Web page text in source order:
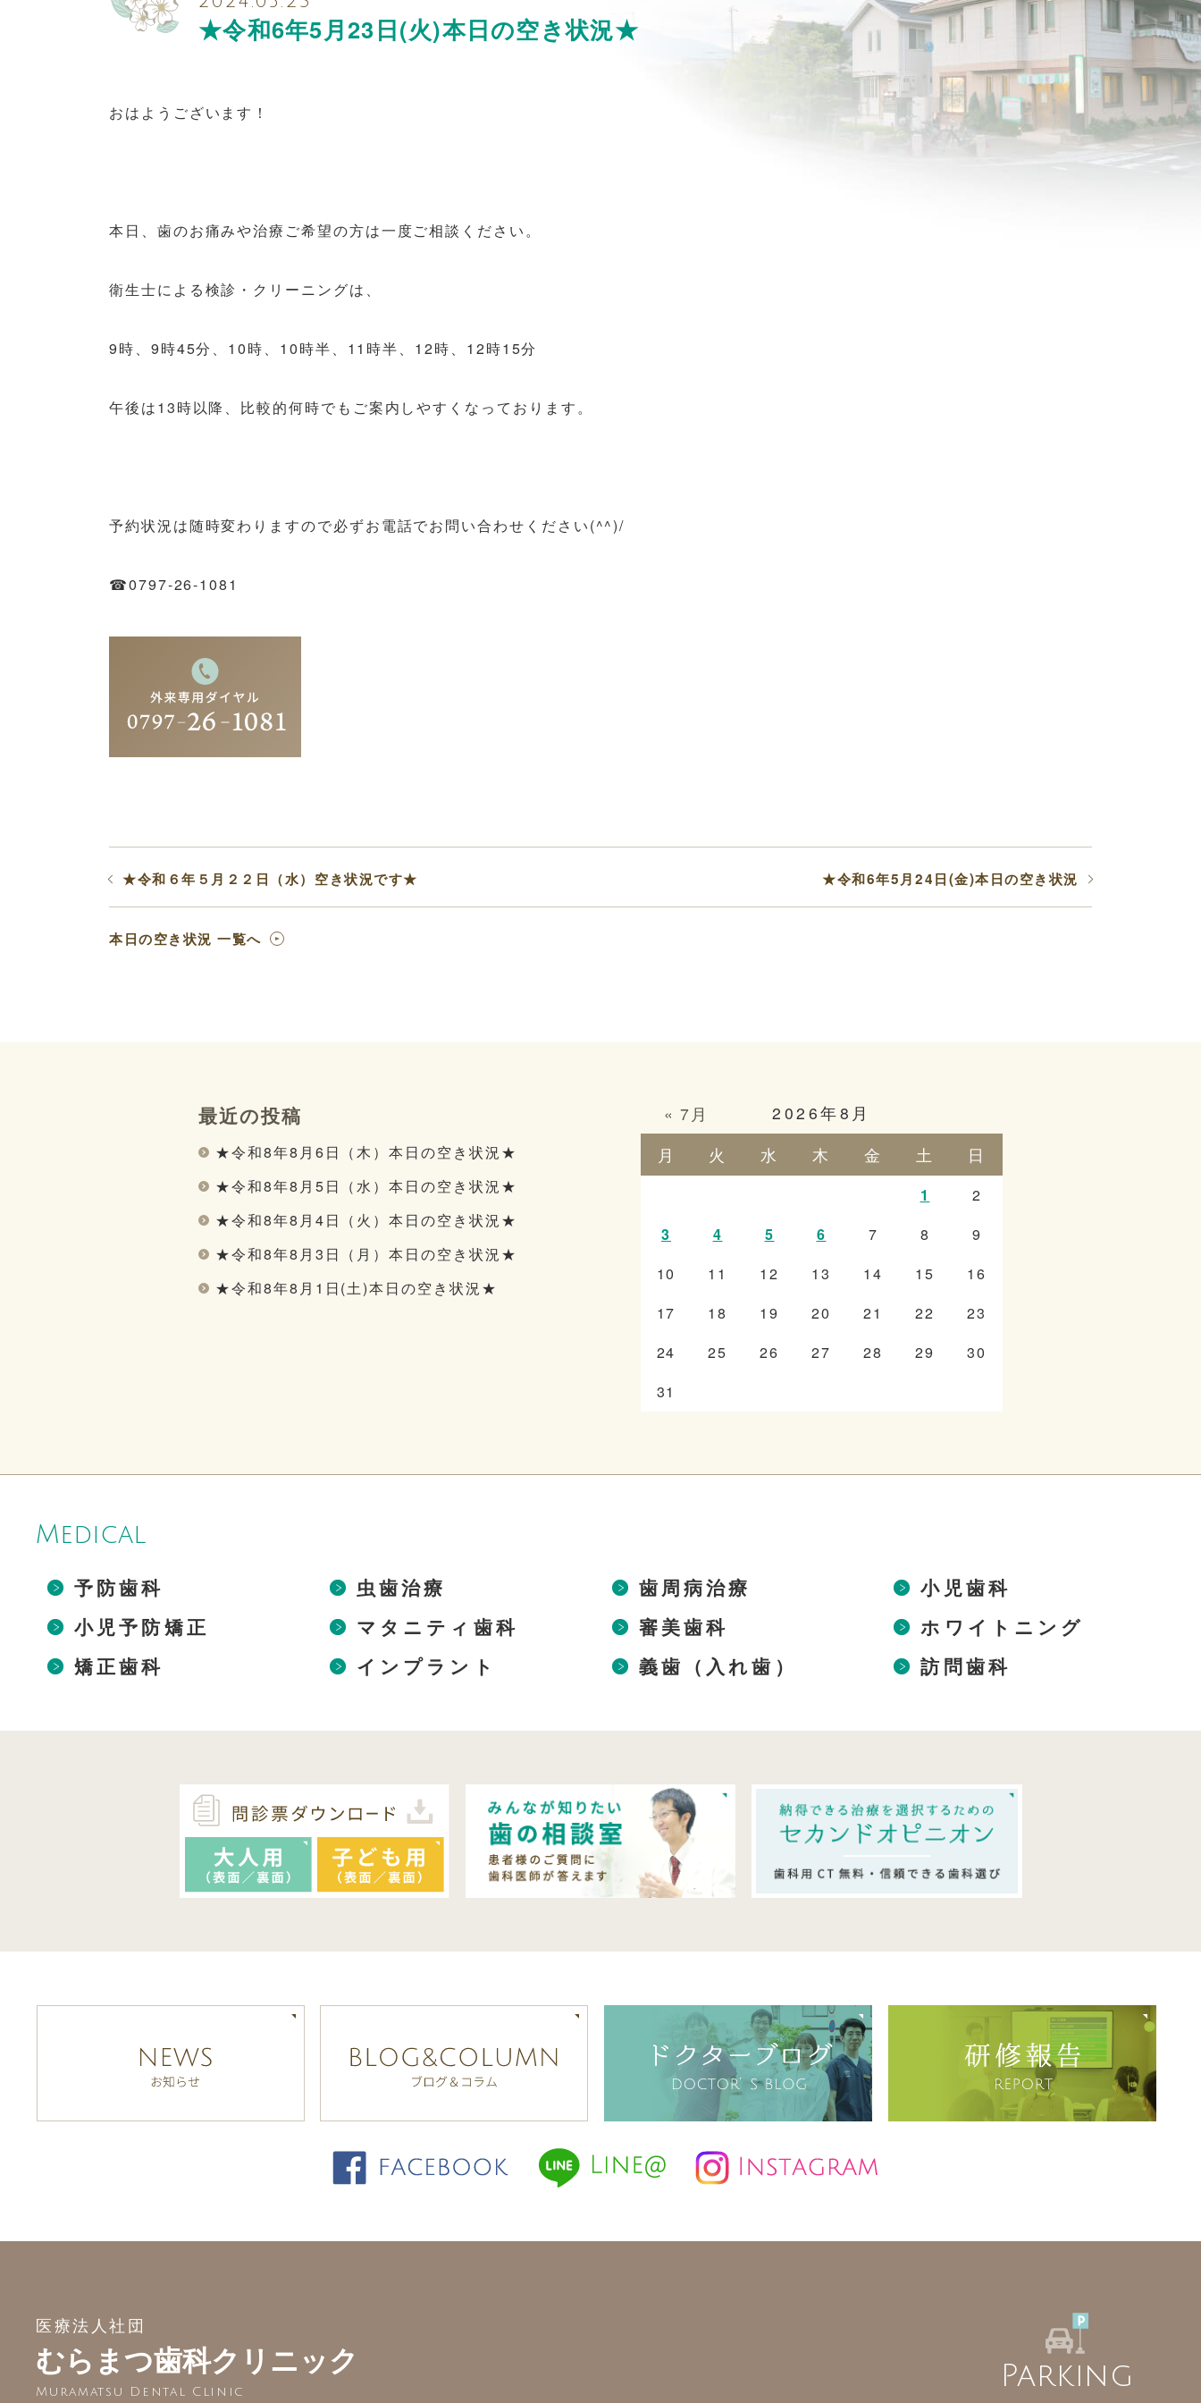
★令和6年5月23日(火)本日の空き状況★
おはようございます！
本日、歯のお痛みや治療ご希望の方は一度ご相談ください。
衛生士による検診・クリーニングは、
9時、9時45分、10時、10時半、11時半、12時、12時15分
午後は13時以降、比較的何時でもご案内しやすくなっております。
予約状況は随時変わりますので必ずお電話でお問い合わせください(^^)/
☎0797-26-1081
★令和６年５月２２日（水）空き状況です★ ★令和6年5月24日(金)本日の空き状況
本日の空き状況 一覧へ
最近の投稿
★令和8年8月6日（木）本日の空き状況★
★令和8年8月5日（水）本日の空き状況★
★令和8年8月4日（火）本日の空き状況★
★令和8年8月3日（月）本日の空き状況★
★令和8年8月1日(土)本日の空き状況★
2026年8月
月
火 水 木 金 土 日
« 7月
1
2
3
4 5 6 7 8
9
10
11 12 13 14 15
16
17
18 19 20 21 22
23
24
25 26 27 28 29
30
31
Medical
予防歯科 虫歯治療 歯周病治療
小児歯科
小児予防矯正
マタニティ歯科 審美歯科
ホワイトニング
矯正歯科
インプラント 義歯（入れ歯） 訪問歯科
医療法人社団
むらまつ歯科クリニック
Muramatsu Dental Clinic Parking